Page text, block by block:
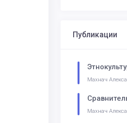
Публикации
Махнач
Махнач